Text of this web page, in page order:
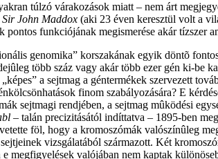
túlzó várakozások miatt – nem árt
Sir John Maddox (aki 23 éven keresztül volt a
funkciójának megismerése akár tízszer
genomika” korszakának egyik döntõ
több száz vagy akár több ezer gén ki-be
a sejtmag a géntermékek szervezett
finom szabályozására? E
sejtmagi rendjében, a sejtmag mûködési
– talán precizitásától indíttatva – 1895-ben
vetette föl, hogy a kromoszómák valószínûleg
vizsgálatából származott. Két
megfigyelések valójában nem kaptak